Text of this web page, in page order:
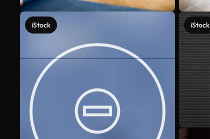
iStock iStock